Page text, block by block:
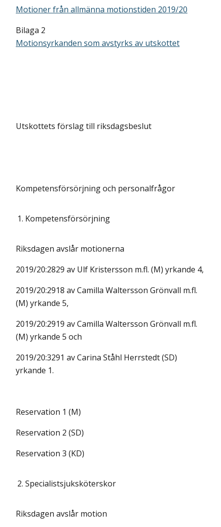
Motioner från allmänna motionstiden 2019/20
Bilaga 2
Motionsyrkanden som avstyrks av utskottet
Utskottets förslag till riksdagsbeslut
Kompetensförsörjning och personalfrågor
1. Kompetensförsörjning
Riksdagen avslår motionerna
2019/20:2829 av Ulf Kristersson m.fl. (M) yrkande 4,
2019/20:2918 av Camilla Waltersson Grönvall m.fl.
(M) yrkande 5,
2019/20:2919 av Camilla Waltersson Grönvall m.fl.
(M) yrkande 5 och
2019/20:3291 av Carina Ståhl Herrstedt (SD)
yrkande 1.
Reservation 1 (M)
Reservation 2 (SD)
Reservation 3 (KD)
2. Specialistsjuksköterskor
Riksdagen avslår motion